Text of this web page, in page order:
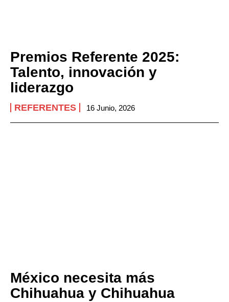
Premios Referente 2025:
Talento, innovación y
liderazgo
REFERENTES 16 Junio, 2026
México necesita más
Chihuahua y Chihuahua